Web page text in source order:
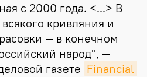
с 2000 года. <...> В
кривляния и
— в конечном
народ", —
газете Financial